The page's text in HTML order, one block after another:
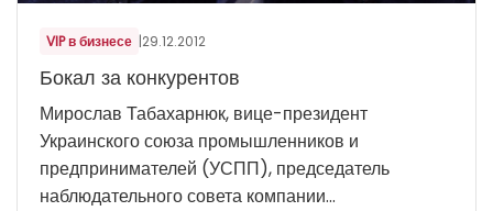
VIP в бизнесе |29.12.2012
Бокал за конкурентов
Мирослав Табахарнюк, вице-президент
Украинского союза промышленников и
предпринимателей (УСПП), председатель
наблюдательного совета компании...